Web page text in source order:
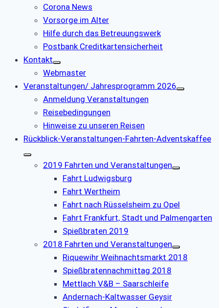
Corona News
Vorsorge im Alter
Hilfe durch das Betreuungswerk
Postbank Creditkartensicherheit
Kontakt
Webmaster
Veranstaltungen/ Jahresprogramm 2026
Anmeldung Veranstaltungen
Reisebedingungen
Hinweise zu unseren Reisen
Rückblick-Veranstaltungen-Fahrten-Adventskaffee
2019 Fahrten und Veranstaltungen
Fahrt Ludwigsburg
Fahrt Wertheim
Fahrt nach Rüsselsheim zu Opel
Fahrt Frankfurt, Stadt und Palmengarten
Spießbraten 2019
2018 Fahrten und Veranstaltungen
Riquewihr Weihnachtsmarkt 2018
Spießbratennachmittag 2018
Mettlach V&B – Saarschleife
Andernach-Kaltwasser Geysir